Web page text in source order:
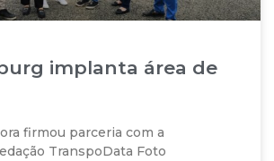
implanta área de
firmou parceria com a
TranspoData Foto